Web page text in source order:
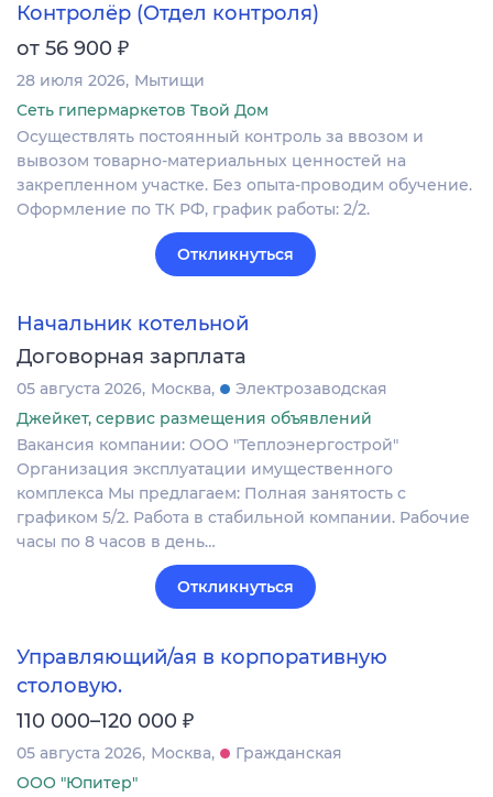
Контролёр (Отдел контроля)
от 56 900 ₽
28 июля 2026 Мытищи
Сеть гипермаркетов Твой Дом
Осуществлять постоянный контроль за ввозом и
вывозом товарно-материальных ценностей на
закрепленном участке. Без опыта-проводим обучение.
Оформление по ТК РФ, график работы: 2/2.
Откликнуться
Начальник котельной
Договорная зарплата
05 августа 2026 Москва
Электрозаводская
Джейкет, сервис размещения объявлений
Вакансия компании: ООО "Теплоэнергострой"
Организация эксплуатации имущественного
комплекса Мы предлагаем: Полная занятость с
графиком 5/2. Работа в стабильной компании. Рабочие
часы по 8 часов в день…
Откликнуться
Управляющий/ая в корпоративную
столовую.
110 000–120 000 ₽
05 августа 2026 Москва
Гражданская
ООО "Юпитер"